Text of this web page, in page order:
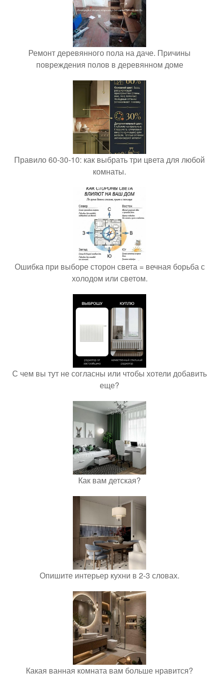
Ремонт деревянного пола на даче. Причины
повреждения полов в деревянном доме
Правило 60-30-10: как выбрать три цвета для любой
комнаты.
Ошибка при выборе сторон света = вечная борьба с
холодом или светом.
С чем вы тут не согласны или чтобы хотели добавить
еще?
Как вам детская?
Опишите интерьер кухни в 2-3 словах.
Какая ванная комната вам больше нравится?